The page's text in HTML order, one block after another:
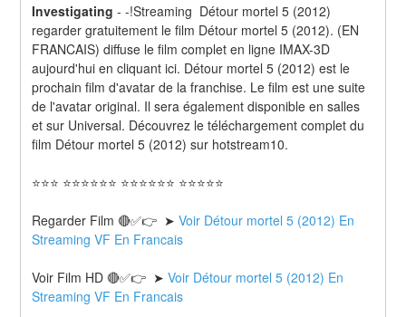
Investigating --!Streaming  Détour mortel 5 (2012)
regarder gratuitement le film Détour mortel 5 (2012). (EN
FRANCAIS) diffuse le film complet en ligne IMAX-3D
aujourd'hui en cliquant ici. Détour mortel 5 (2012) est le
prochain film d'avatar de la franchise. Le film est une suite
de l'avatar original. Il sera également disponible en salles
et sur Universal. Découvrez le téléchargement complet du
film Détour mortel 5 (2012) sur hotstream10.
⭐⭐⭐ ⭐⭐⭐⭐⭐⭐ ⭐⭐⭐⭐⭐⭐ ⭐⭐⭐⭐⭐
Regarder Film 🔴✅👉  ➤ Voir Détour mortel 5 (2012) En
Streaming VF En Francais
Voir Film HD 🔴✅👉  ➤ Voir Détour mortel 5 (2012) En
Streaming VF En Francais